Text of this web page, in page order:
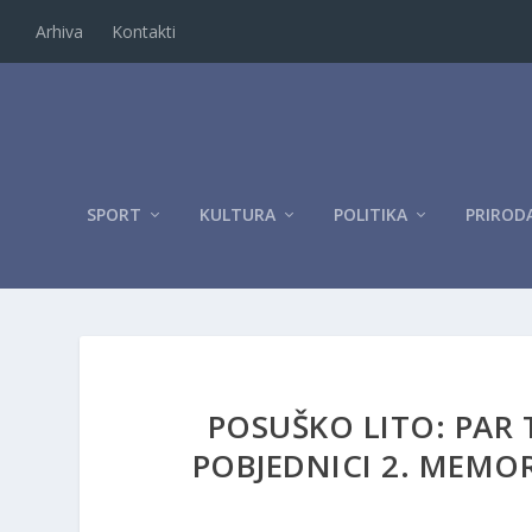
Arhiva Kontakti
SPORT KULTURA POLITIKA
POSUŠKO LITO:
POBJEDNICI 2.